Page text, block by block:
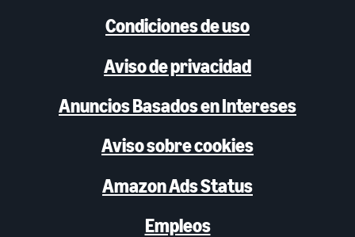
Condiciones de uso
Aviso de privacidad
Anuncios Basados en Intereses
Aviso sobre cookies
Amazon Ads Status
Empleos